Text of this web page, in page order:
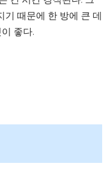
기 때문에 한 방에 큰 데
좋다.